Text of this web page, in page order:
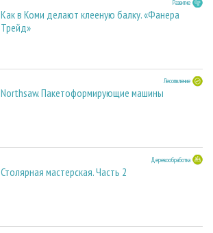
Развитие
Как в Коми делают клееную балку. «Фанера
Трейд»
Лесопиление
Northsaw. Пакетоформирующие машины
Деревообработка
Столярная мастерская. Часть 2